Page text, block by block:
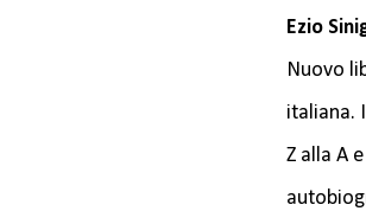
Ezio
Nuovo
italiana.
Z alla A